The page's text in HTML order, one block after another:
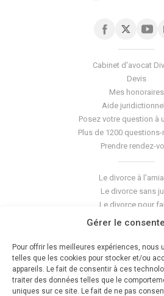
Gérer le
Pour offrir les meilleures expériences,
telles que les cookies pour stocker et/ou
appareils. Le fait de consentir à ces
traiter des données telles que le
uniques sur ce site. Le fait de ne pas
Cabinet d'avocat
Devis
Mes honoraires
Aide
Posez votre question à
Plus de 1200
Prendre rendez-
Le divorce à
Le divorce sans
Le divorce pour
Le divorce
La séparation de
Les violences
Le blog du